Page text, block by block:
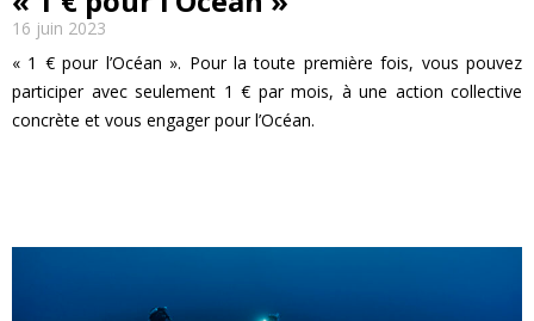
16 juin 2023
« 1 € pour l’Océan ». Pour la toute première fois, vous pouvez
participer avec seulement 1 € par mois, à une action collective
concrète et vous engager pour l’Océan.